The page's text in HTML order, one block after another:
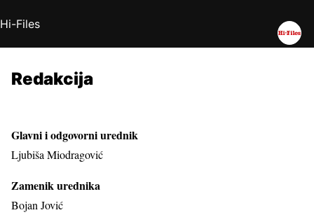
Hi-Files
Redakcija
Glavni i odgovorni urednik
Ljubiša Miodragović
Zamenik urednika
Bojan Jović